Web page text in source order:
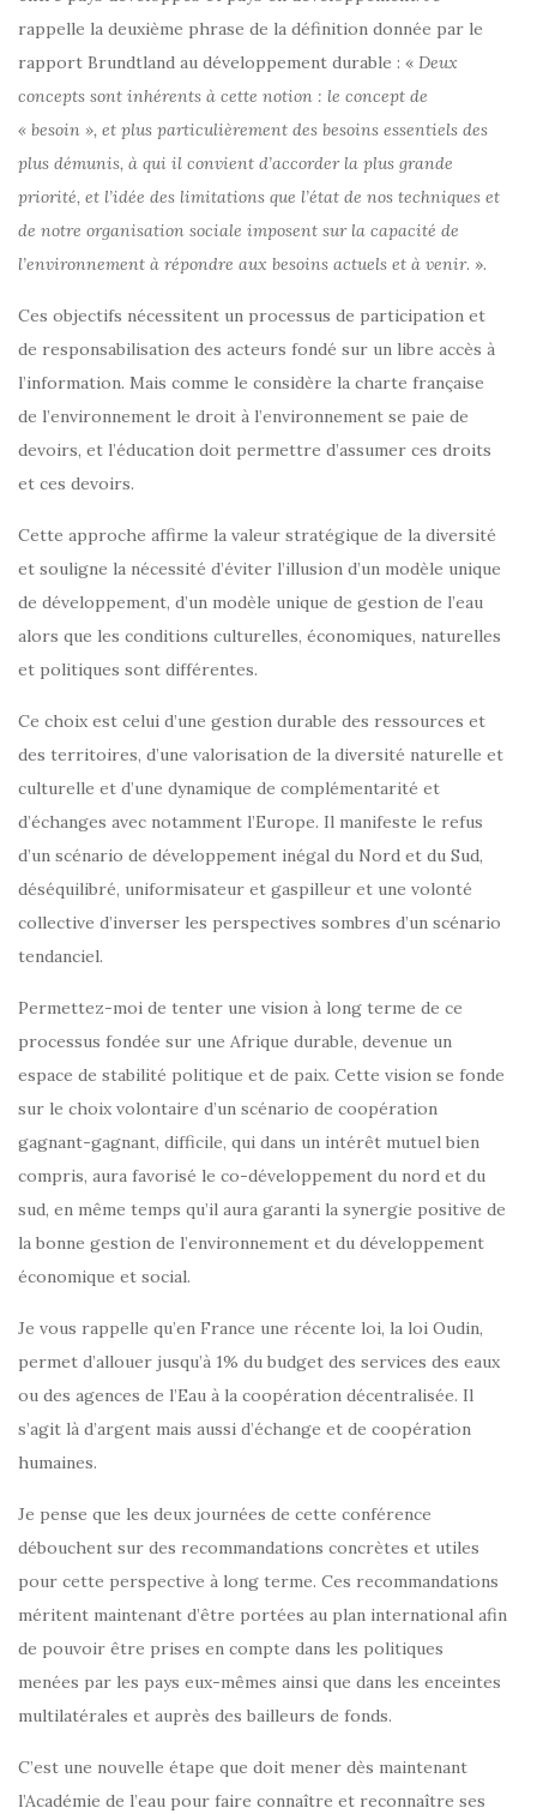
rappelle la deuxième phrase de la définition donnée par le
rapport Brundtland au développement durable : « Deux
concepts sont inhérents à cette notion : le concept de
« besoin », et plus particulièrement des besoins essentiels des
plus démunis, à qui il convient d’accorder la plus grande
priorité, et l’idée des limitations que l’état de nos techniques et
de notre organisation sociale imposent sur la capacité de
l’environnement à répondre aux besoins actuels et à venir. ».
Ces objectifs nécessitent un processus de participation et
de responsabilisation des acteurs fondé sur un libre accès à
l’information. Mais comme le considère la charte française
de l’environnement le droit à l’environnement se paie de
devoirs, et l’éducation doit permettre d’assumer ces droits
et ces devoirs.
Cette approche affirme la valeur stratégique de la diversité
et souligne la nécessité d’éviter l’illusion d’un modèle unique
de développement, d’un modèle unique de gestion de l’eau
alors que les conditions culturelles, économiques, naturelles
et politiques sont différentes.
Ce choix est celui d’une gestion durable des ressources et
des territoires, d’une valorisation de la diversité naturelle et
culturelle et d’une dynamique de complémentarité et
d’échanges avec notamment l’Europe. Il manifeste le refus
d’un scénario de développement inégal du Nord et du Sud,
déséquilibré, uniformisateur et gaspilleur et une volonté
collective d’inverser les perspectives sombres d’un scénario
tendanciel.
Permettez-moi de tenter une vision à long terme de ce
processus fondée sur une Afrique durable, devenue un
espace de stabilité politique et de paix. Cette vision se fonde
sur le choix volontaire d’un scénario de coopération
gagnant-gagnant, difficile, qui dans un intérêt mutuel bien
compris, aura favorisé le co-développement du nord et du
sud, en même temps qu’il aura garanti la synergie positive de
la bonne gestion de l’environnement et du développement
économique et social.
Je vous rappelle qu’en France une récente loi, la loi Oudin,
permet d’allouer jusqu’à 1% du budget des services des eaux
ou des agences de l’Eau à la coopération décentralisée. Il
s’agit là d’argent mais aussi d’échange et de coopération
humaines.
Je pense que les deux journées de cette conférence
débouchent sur des recommandations concrètes et utiles
pour cette perspective à long terme. Ces recommandations
méritent maintenant d’être portées au plan international afin
de pouvoir être prises en compte dans les politiques
menées par les pays eux-mêmes ainsi que dans les enceintes
multilatérales et auprès des bailleurs de fonds.
C’est une nouvelle étape que doit mener dès maintenant
l’Académie de l’eau pour faire connaître et reconnaître ses